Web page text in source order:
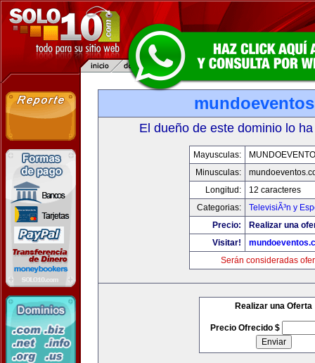
El dueño de este dominio lo
Mayusculas:
Minusculas:
Longitud:
12 caracteres
Categorias:
TelevisiÃ³n y
Precio:
Realizar una
Visitar!
Serán consideradas
Realizar una Oferta
Precio Ofrecido $